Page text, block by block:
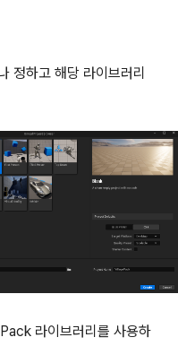
정하고 해당 라이브러리
라이브러리를 사용하